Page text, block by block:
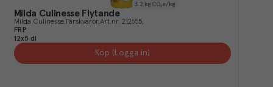
3.2 kg CO₂e/kg
Milda Culinesse Flytande
Milda Culinesse Färskvaror Art.nr. 212655
FRP
12x5 dl
Köp (Logga in)